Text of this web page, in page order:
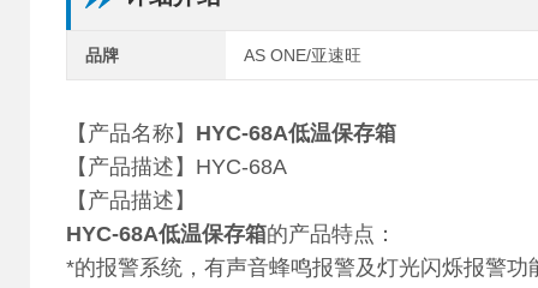
品牌 AS ONE/亚速旺
【产品名称】 HYC-68A低温保存箱
【产品描述】HYC-68A
【产品描述】
HYC-68A低温保存箱的产品特点：
*的报警系统，有声音蜂鸣报警及灯光闪烁报警